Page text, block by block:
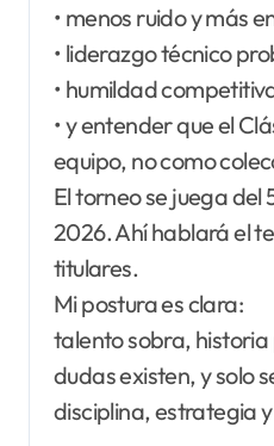
• menos ruido y más
• liderazgo técnico
• humildad
• y entender que el
equipo, no como
El torneo se juega del
2026. Ahí hablará el
titulares.
Mi postura es clara:
talento sobra,
dudas existen, y solo
disciplina, estrategia